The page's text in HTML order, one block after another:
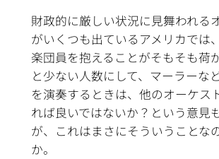
財政的に厳しい状況に見舞われる
がいくつも出ているアメリカでは
楽団員を抱えることがそもそも荷
と少ない人数にして、マーラーな
を演奏するときは、他のオーケス
れば良いではないか？という意見
が、これはまさにそういうことな
か。